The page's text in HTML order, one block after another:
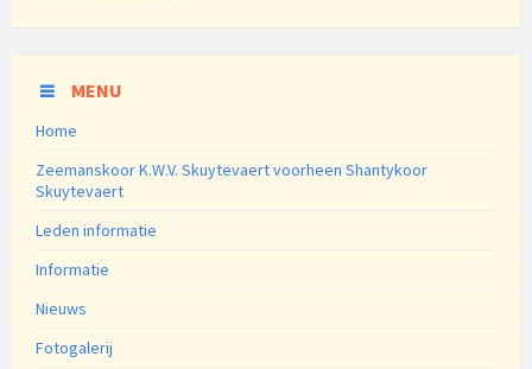
MENU
Home
Zeemanskoor K.W.V. Skuytevaert voorheen Shantykoor
Skuytevaert
Leden informatie
Informatie
Nieuws
Fotogalerij